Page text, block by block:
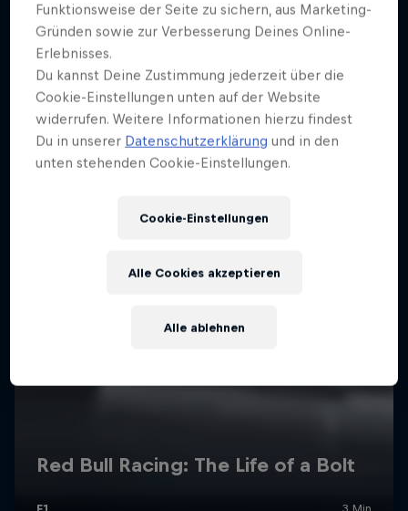
Mehr davon
Funktionsweise der Seite zu sichern, aus Marketing-
Gründen sowie zur Verbesserung Deines Online-
Erlebnisses.
Du kannst Deine Zustimmung jederzeit über die
Cookie-Einstellungen unten auf der Website
widerrufen. Weitere Informationen hierzu findest
Du in unserer Datenschutzerklärung und in den
unten stehenden Cookie-Einstellungen.
Cookie-Einstellungen
Alle ablehnen
Alle Cookies akzeptieren